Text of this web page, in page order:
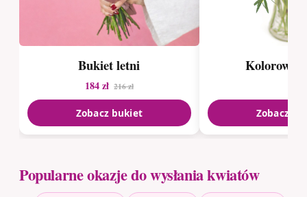
Bukiet letni
184 zł 216 zł
Zobacz bukiet
Kolorowy
Zobacz
Popularne okazje do wysłania kwiatów